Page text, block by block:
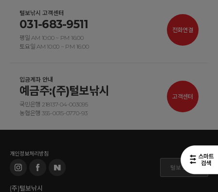
털보낚시 고객센터
031-683-9511
평일 AM 10:00 ~ PM 16:00
토요일 AM 10:00 ~ PM 16:00
전화연결
입금계좌 안내
예금주:(주)털보낚시
국민은행 218137-04-003095
농협은행 355-0015-0770-93
고객센터
개인정보처리방침
털보 도매몰
(주)털보낚시